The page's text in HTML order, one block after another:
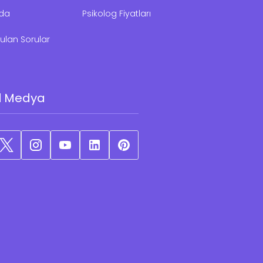
Psikolog Fiyatları
Sorular
Medya